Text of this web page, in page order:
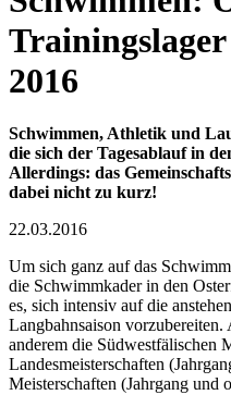
2016
Schwimmen, Athletik und
die sich der Tagesablauf in
Allerdings: das
dabei nicht zu kurz!
22.03.2016
Um sich ganz auf das
die Schwimmkader in den
es, sich intensiv auf die
Langbahnsaison
anderem die Südwestfälischen
Landesmeisterschaften
Meisterschaften (Jahrgang und